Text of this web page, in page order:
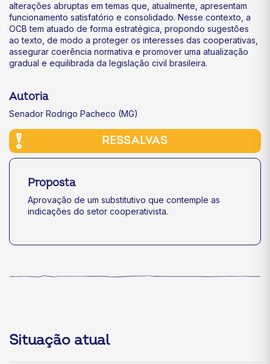
alterações abruptas em temas que, atualmente, apresentam
funcionamento satisfatório e consolidado. Nesse contexto, a
OCB tem atuado de forma estratégica, propondo sugestões
ao texto, de modo a proteger os interesses das cooperativas,
assegurar coerência normativa e promover uma atualização
gradual e equilibrada da legislação civil brasileira.
Autoria
Senador Rodrigo Pacheco (MG)
RESSALVAS
Proposta
Aprovação de um substitutivo que contemple as
indicações do setor cooperativista.
Situação atual